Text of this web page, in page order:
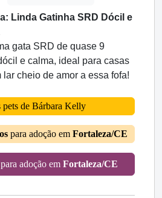
Linda Gatinha SRD Dócil e
gata SRD de quase 9
e calma, ideal para casas
cheio de amor a essa fofa!
pets de Bárbara Kelly
para adoção em Fortaleza/CE
adoção em Fortaleza/CE